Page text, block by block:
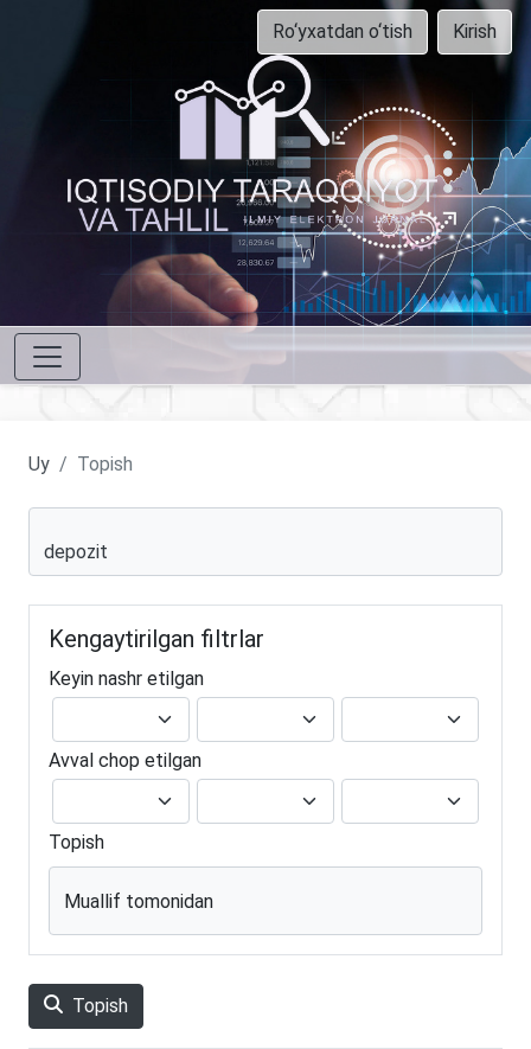
Ro‘yxatdan o‘tish Kirish
Uy Topish
Kengaytirilgan filtrlar
Keyin nashr etilgan
Avval chop etilgan
Topish
Muallif tomonidan
Topish